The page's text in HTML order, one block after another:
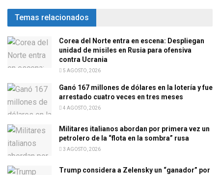
Temas relacionados
Corea del Norte entra en escena: Despliegan
unidad de misiles en Rusia para ofensiva
contra Ucrania
5 AGOSTO, 2026
Ganó 167 millones de dólares en la lotería y fue
arrestado cuatro veces en tres meses
4 AGOSTO, 2026
Militares italianos abordan por primera vez un
petrolero de la “flota en la sombra” rusa
3 AGOSTO, 2026
Trump considera a Zelensky un “ganador” por